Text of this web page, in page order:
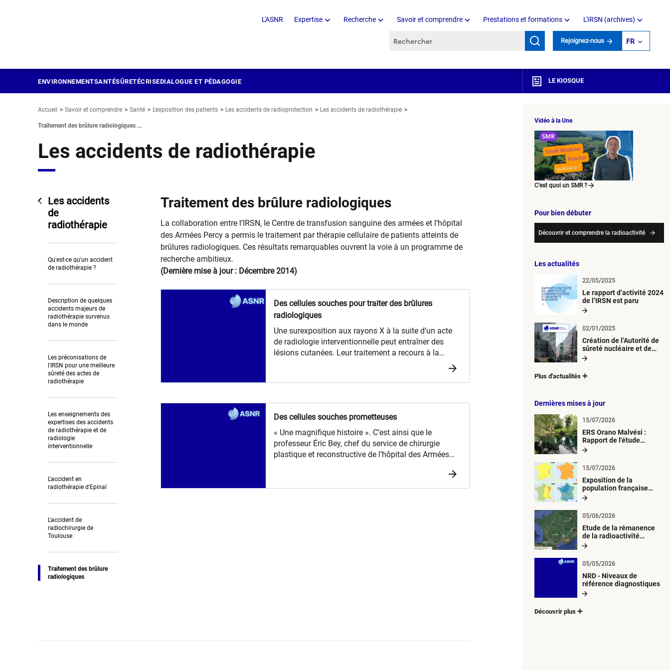
L'ASNR Expertise Recherche Savoir et comprendre Prestations et formations L'IRSN (archives)
Recherche par mots clés Rejoignez-nous FR
ENVIRONNEMENTSANTÉSÛRETÉCRISEDIALOGUE ET PÉDAGOGIE LE KIOSQUE
Accueil Savoir et comprendre Santé L'exposition des patients Les accidents de radioprotection Les accidents de radiothérapie
Traitement des brûlure radiologiques ...
Les accidents de radiothérapie
Les accidents
de
radiothérapie
Qu'est-ce qu'un accident
de radiothérapie ?
Description de quelques
accidents majeurs de
radiothérapie survenus
dans le monde
Les préconisations de
l'IRSN pour une meilleure
sûreté des actes de
radiothérapie
Les enseignements des
expertises des accidents
de radiothérapie et de
radiologie
interventionnelle
L'accident en
radiothérapie d'Epinal
L'accident de
radiochirurgie de
Toulouse
Traitement des brûlure
radiologiques
Traitement des brûlure radiologiques
​​​La collaboration entre l’IRSN, le Centre de transfusion sanguine des armées et l’hôpital
des Armées Percy a permis le traitement par thérapie cellulaire de patients atteints de
brûlures radiologiques. Ces résultats remarquables ouvrent la voie à un programme de
recherche ambitieux.
(Dernière mise à jour : Décembre 2014)
Des cellules souches pour traiter des brûlures
radiologiques
Une surexposition aux rayons X à la suite d’un acte
de radiologie interventionnelle peut entraîner des
lésions cutanées. Leur traitement a recours à la
chirurgie. Il pourrait être amélioré en l’associant à des
Des cellules souches prometteuses
« Une magnifique histoire ». C’est ainsi que le
professeur Éric Bey, chef du service de chirurgie
plastique et reconstructive de l’hôpital des Armées
d’irradiations accidentelles à forte dose qui combine
Vidéo à la Une
C’est quoi un SMR ?
Pour bien débuter
Découvrir et comprendre la radioactivité
Les actualités
Le rapport d’activité 2024
de l’IRSN est paru
22/05/2025
Création de l’Autorité de
sûreté nucléaire et de
radioprotection (ASNR)
02/01/2025
Plus d'actualités
Dernières mises à jour
ERS Orano Malvési :
Rapport de l'étude
radiologique du milieu
15/07/2026
Exposition de la
population française
métropolitaine aux
atmosphériques
radioactives depuis 1945
15/07/2026
Etude de la rémanence
de la radioactivité
d’origine artificielle
05/06/2026
NRD - Niveaux de
référence diagnostiques
05/05/2026
Découvrir plus